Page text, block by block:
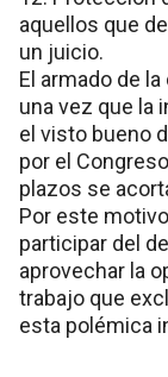
aquellos que
un juicio.
El armado de
una vez que la
el visto bueno
por el
plazos se
Por este
participar del
aprovechar la
trabajo que
esta polémica